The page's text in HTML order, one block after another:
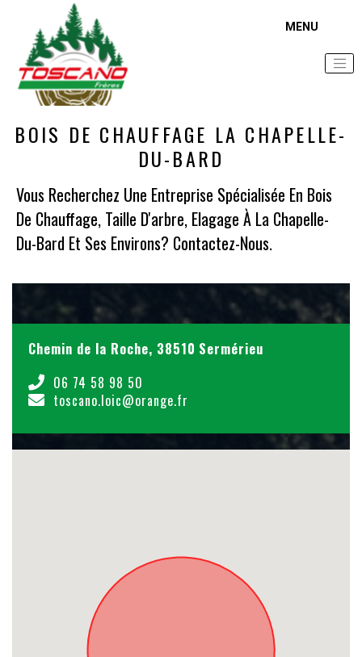
Accueil Zone d'intervention
BOIS DE CHAUFFAGE LA CHAPELLE-
DU-BARD
Vous Recherchez Une Entreprise Spécialisée En Bois
De Chauffage, Taille D'arbre, Elagage À La Chapelle-
Du-Bard Et Ses Environs? Contactez-Nous.
Chemin de la Roche, 38510 Sermérieu
06 74 58 98 50
toscano.loic@orange.fr